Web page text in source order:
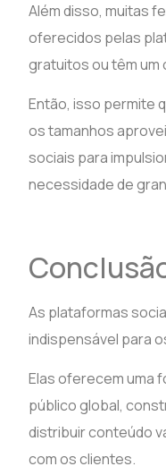
Além disso, muitas
oferecidos pelas
gratuitos ou têm um
Então, isso permite
os tamanhos
sociais para
necessidade de
As plataformas
indispensável para
Elas oferecem uma
público global,
distribuir conteúdo
com os clientes.